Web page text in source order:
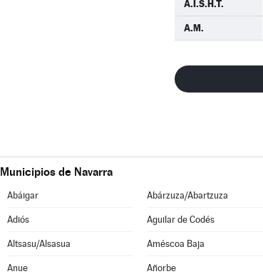
A.I.S.H.T.
A.M.
Municipios de Navarra
Abáigar Abárzuza/Abartzuza
Adiós Aguilar de Codés
Altsasu/Alsasua Améscoa Baja
Anue Añorbe